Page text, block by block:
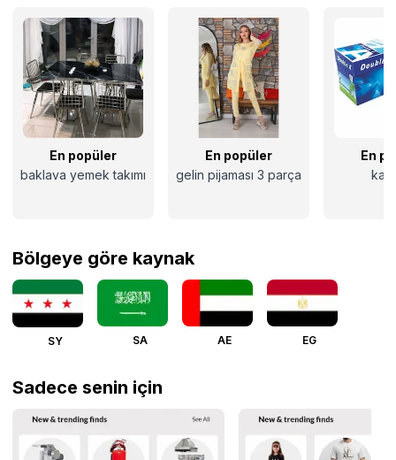
En popüler
baklava yemek takımı
En popüler
gelin pijaması 3 parça
En
Bölgeye göre kaynak
SY SA AE EG
Sadece senin için